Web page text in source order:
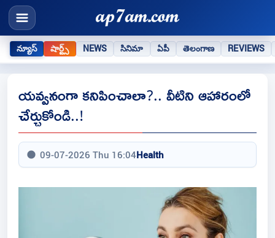
న్యూస్ షార్ట్స్ NEWS సినిమా ఏపీ తెలంగాణ REVIEWS
యవ్వనంగా కనిపించాలా?.. వీటిని ఆహారంలో
చేర్చుకోండి..!
09-07-2026 Thu 16:04Health